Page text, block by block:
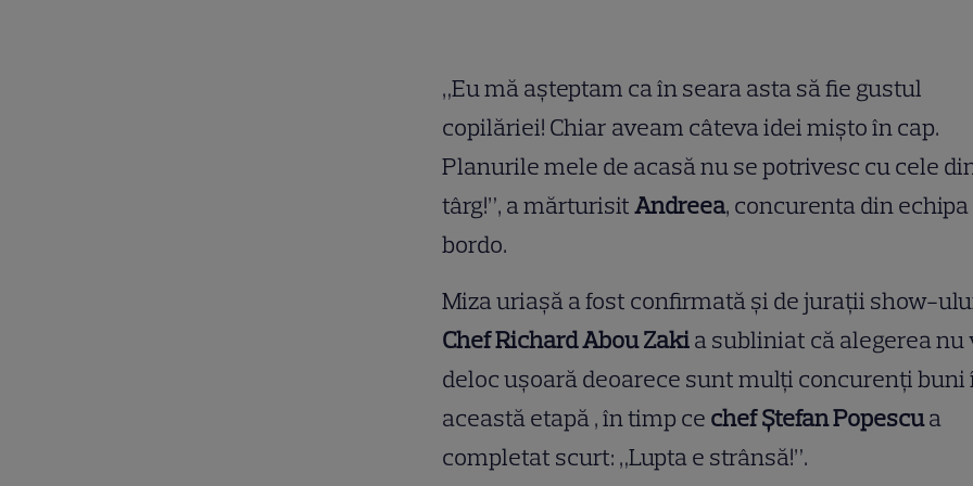
„Eu mă așteptam ca în seara asta să fie gustul
copilăriei! Chiar aveam câteva idei mișto în cap.
Planurile mele de acasă nu se potrivesc cu cele
târg!”, a mărturisitAndreea, concurenta din echipa
bordo.
Miza uriașă a fost confirmată și de jurații show-
Chef Richard Abou Zakia subliniat că alegerea nu
deloc ușoară deoarece sunt mulți concurenți buni
această etapă, în timp ce chef Ștefan Popescua
completat scurt: „Lupta e strânsă!”.